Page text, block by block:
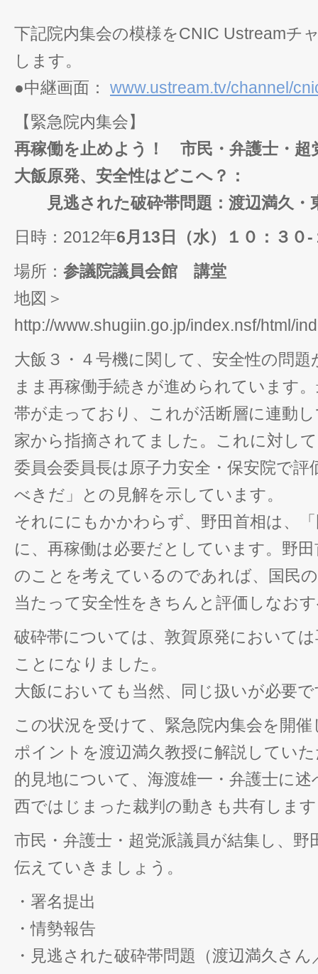
下記院内集会の模様をCNIC Ustreamチ
します。
●中継画面： www.ustream.tv/channel/
【緊急院内集会】
再稼働を止めよう！ 市民・弁護士・超
大飯原発、安全性はどこへ？：
見逃された破砕帯問題：渡辺満久・
日時：2012年6月13日（水）１０：３０
場所： 参議院議員会館 講堂
地図＞
http://www.shugiin.go.jp/index.nsf/html/
大飯３・４号機に関して、安全性の問
まま再稼働手続きが進められています
帯が走っており、これが活断層に連動
家から指摘されてました。これに対し
委員会委員長は原子力安全・保安院で
べきだ」との見解を示しています。
それににもかかわらず、野田首相は、
に、再稼働は必要だとしています。野
のことを考えているのであれば、国民
当たって安全性をきちんと評価しなお
破砕帯については、敦賀原発において
ことになりました。
大飯においても当然、同じ扱いが必要
この状況を受けて、緊急院内集会を開
ポイントを渡辺満久教授に解説してい
的見地について、海渡雄一・弁護士に
西ではじまった裁判の動きも共有しま
市民・弁護士・超党派議員が結集し、
伝えていきましょう。
・署名提出
・情勢報告
・見逃された破砕帯問題（渡辺満久さ